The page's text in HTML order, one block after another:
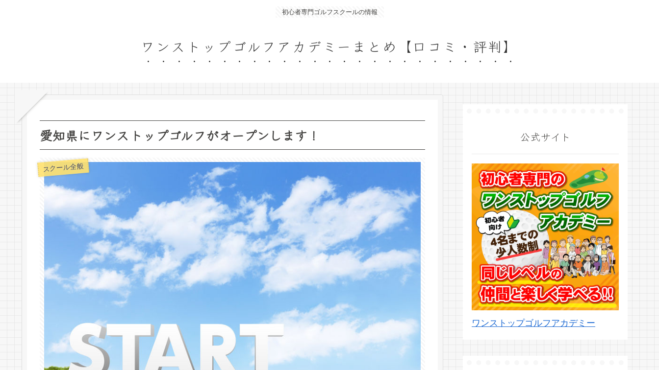
初心者専門ゴルフスクールの情報
ワンストップゴルフアカデミーまとめ【口コミ・評判】
愛知県にワンストップゴルフがオープンします！
スクール全般
公式サイト
ワンストップゴルフアカデミー